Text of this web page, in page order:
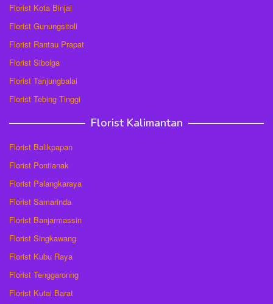
Florist Kota Binjai
Florist Gunungsitoli
Florist Rantau Prapat
Florist Sibolga
Florist Tanjungbalai
Florist Tebing Tinggi
Florist Kalimantan
Florist Balikpapan
Florist Pontianak
Florist Palangkaraya
Florist Samarinda
Florist Banjarmassin
Florist Singkawang
Florist Kubu Raya
Florist Tenggaronng
Florist Kutai Barat